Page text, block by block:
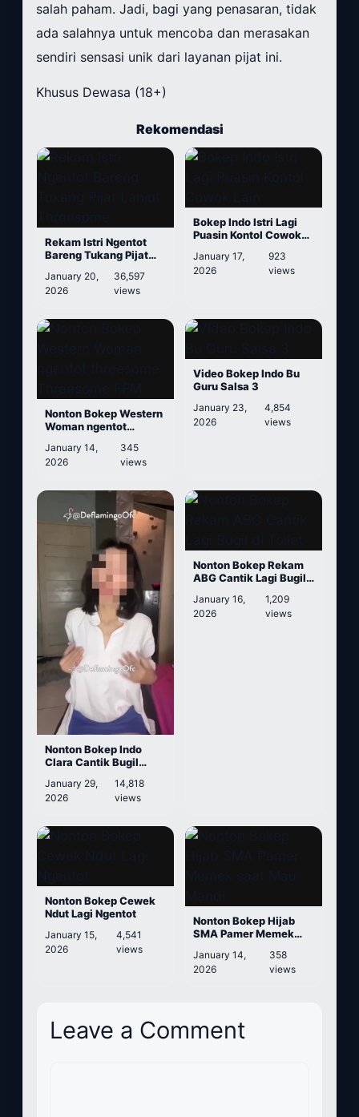
salah paham. Jadi, bagi yang penasaran, tidak
ada salahnya untuk mencoba dan merasakan
sendiri sensasi unik dari layanan pijat ini.
Khusus Dewasa (18+)
Rekomendasi
Rekam Istri Ngentot
Bareng Tukang Pijat
January 20,
2026
36,597
views
Bokep Indo Istri Lagi
Puasin Kontol Cowok
January 17,
2026
923
views
Nonton Bokep Western
Woman ngentot
FFM
January 14,
2026
345
views
Video Bokep Indo Bu
Guru Salsa 3
January 23,
2026
4,854
views
Nonton Bokep Indo
Clara Cantik Bugil
January 29,
2026
14,818
views
Nonton Bokep Rekam
ABG Cantik Lagi Bugil
January 16,
2026
1,209
views
Nonton Bokep Cewek
Ndut Lagi Ngentot
January 15,
2026
4,541
views
Nonton Bokep Hijab
SMA Pamer Memek
January 14,
2026
358
views
Leave a Comment